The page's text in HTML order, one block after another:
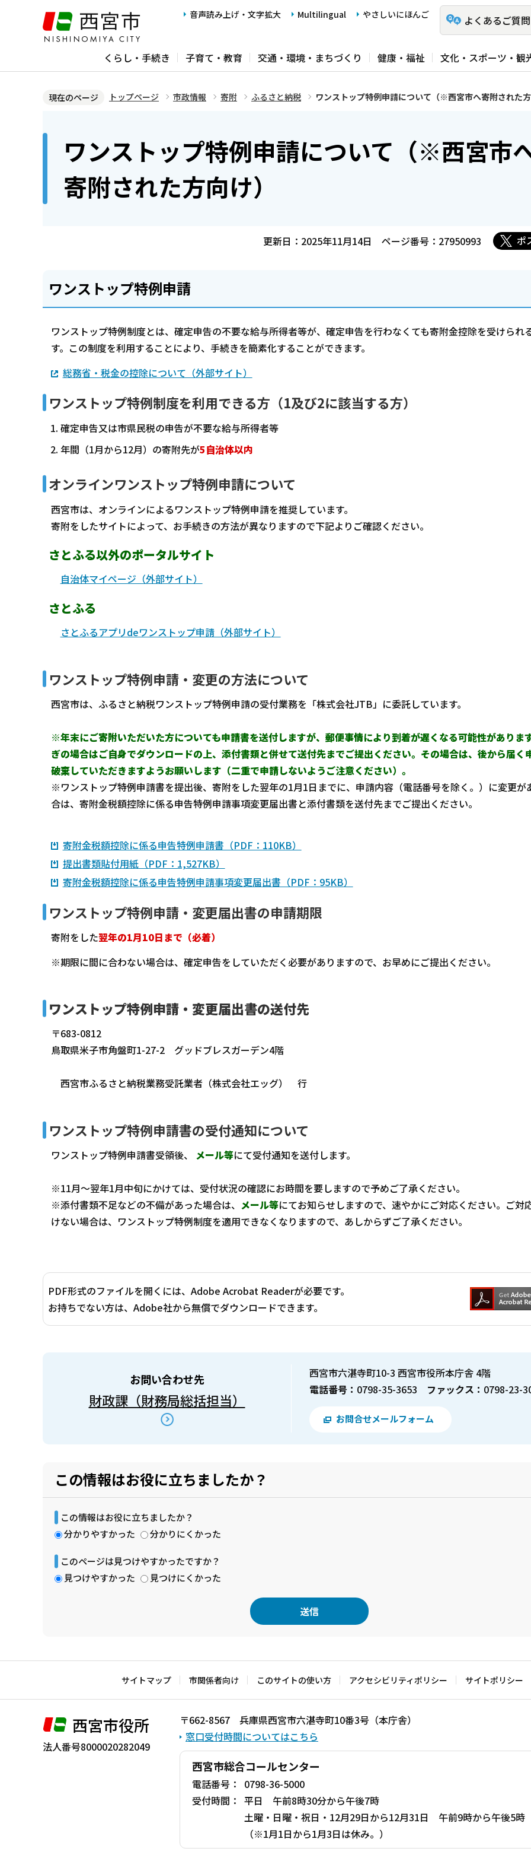
ジ
音声読み上げ・文字拡大 Multilingual やさしいにほんご よくあるご質問
くらし・手続き 子育て・教育 交通・環境・まちづくり 健康・福祉 文化・スポーツ・観
現在のページ トップページ 市政情報 寄附 ふるさと納税 ワンストップ特例申請について（※西宮市へ寄附された
ワンストップ特例申請について（※西宮市
寄附された方向け）
更新日：2025年11月14日 ページ番号：27950993 ポ
ワンストップ特例申請
ワンストップ特例制度とは、確定申告の不要な給与所得者等が、確定申告を行わなくても寄附金控除を受けられ
す。この制度を利用することにより、手続きを簡素化することができます。
総務省・税金の控除について（外部サイト）
ワンストップ特例制度を利用できる方（1及び2に該当する方）
確定申告又は市県民税の申告が不要な給与所得者等
年間（1月から12月）の寄附先が5自治体以内
オンラインワンストップ特例申請について
西宮市は、オンラインによるワンストップ特例申請を推奨しています。
寄附をしたサイトによって、お手続きの方法が異なりますので下記よりご確認ください。
さとふる以外のポータルサイト
自治体マイページ（外部サイト）
さとふる
さとふるアプリdeワンストップ申請（外部サイト）
ワンストップ特例申請・変更の方法について
西宮市は、ふるさと納税ワンストップ特例申請の受付業務を「株式会社JTB」に委託しています。
※年末にご寄附いただいた方についても申請書を送付しますが、郵便事情により到着が遅くなる可能性がありま
ぎの場合はご自身でダウンロードの上、添付書類と併せて送付先までご提出ください。その場合は、後から届く
破棄していただきますようお願いします（二重で申請しないようご注意ください）。
※ワンストップ特例申請書を提出後、寄附をした翌年の1月1日までに、申請内容（電話番号を除く。）に変更が
合は、寄附金税額控除に係る申告特例申請事項変更届出書と添付書類を送付先までご提出ください。
寄附金税額控除に係る申告特例申請書（PDF：110KB）
提出書類貼付用紙（PDF：1,527KB）
寄附金税額控除に係る申告特例申請事項変更届出書（PDF：95KB）
ワンストップ特例申請・変更届出書の申請期限
寄附をした翌年の1月10日まで（必着）
※期限に間に合わない場合は、確定申告をしていただく必要がありますので、お早めにご提出ください。
ワンストップ特例申請・変更届出書の送付先
〒683-0812
鳥取県米子市角盤町1-27-2 グッドブレスガーデン4階
西宮市ふるさと納税業務受託業者（株式会社エッグ） 行
ワンストップ特例申請書の受付通知について
ワンストップ特例申請書受領後、 メール等にて受付通知を送付します。
※11月～翌年1月中旬にかけては、受付状況の確認にお時間を要しますので予めご了承ください。
※添付書類不足などの不備があった場合は、 メール等にてお知らせしますので、速やかにご対応ください。ご対
けない場合は、ワンストップ特例制度を適用できなくなりますので、あしからずご了承ください。
PDF形式のファイルを開くには、Adobe Acrobat Readerが必要です。
お持ちでない方は、Adobe社から無償でダウンロードできます。
お問い合わせ先
財政課（財務局総括担当）
西宮市六湛寺町10-3 西宮市役所本庁舎 4階
電話番号： 0798-35-3653 ファックス： 0798-23-
お問合せメールフォーム
この情報はお役に立ちましたか？
この情報はお役に立ちましたか？
分かりやすかった
分かりにくかった
このページは見つけやすかったですか？
見つけやすかった
見つけにくかった
文
で
サイトマップ 市関係者向け このサイトの使い方 アクセシビリティポリシー サイトポリシー
西宮市役所
法人番号8000020282049
〒662-8567 兵庫県西宮市六湛寺町10番3号（本庁舎）
窓口受付時間についてはこちら
西宮市総合コールセンター
電話番号：
0798-36-5000
受付時間： 平日 午前8時30分から午後7時
土曜・日曜・祝日・12月29日から12月31日 午前9時から午後5時
（※1月1日から1月3日は休み。）